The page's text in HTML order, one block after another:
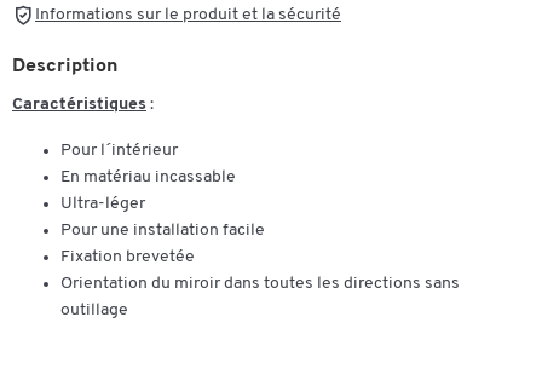
Informations sur le produit et la sécurité
Description
Caractéristiques :
Pour l´intérieur
En matériau incassable
Ultra-léger
Pour une installation facile
Fixation brevetée
Orientation du miroir dans toutes les directions sans
outillage